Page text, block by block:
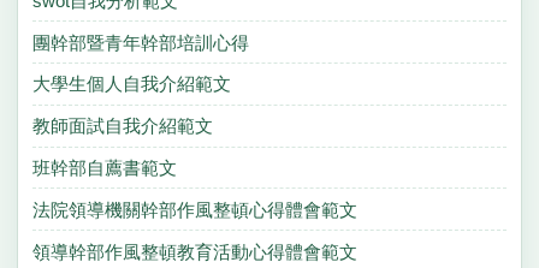
團幹部暨青年幹部培訓心得
大學生個人自我介紹範文
教師面試自我介紹範文
班幹部自薦書範文
法院領導機關幹部作風整頓心得體會範文
領導幹部作風整頓教育活動心得體會範文